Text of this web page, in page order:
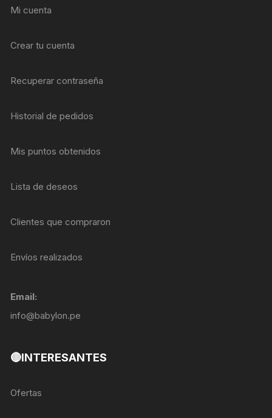
Mi cuenta
Crear tu cuenta
Recuperar contraseña
Historial de pedidos
Mis puntos obtenidos
Lista de deseos
Clientes que compraron
Envíos realizados
Email:
info@babylon.pe
🔴INTERESANTES
Ofertas